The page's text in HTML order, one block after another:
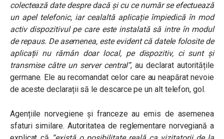
colectează date despre dacă și cu ce număr se efectuează
un apel telefonic, iar cealaltă aplicație împiedică în mod
activ dispozitivul pe care este instalată să intre în modul
de repaus. De asemenea, este evident că datele folosite de
aplicații nu rămân doar local, pe dispozitiv, ci sunt și
transmise către un server central”,au declarat autoritățile
germane. Ele au recomandat celor care au neapărat nevoie
de aceste declarații să le descarce pe un alt telefon, gol.
Agențiile norvegiene și franceze au emis de asemenea
sfaturi similare. Autoritatea de reglementare norvegiană a